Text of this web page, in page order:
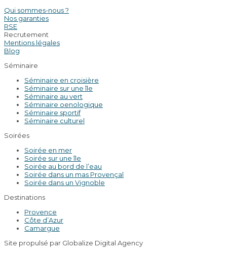
Qui sommes-nous ?
Nos garanties
RSE
Recrutement
Mentions légales
Blog
Séminaire
Séminaire en croisière
Séminaire sur une île
Séminaire au vert
Séminaire oenologique
Séminaire sportif
Séminaire culturel
Soirées
Soirée en mer
Soirée sur une île
Soirée au bord de l’eau
Soirée dans un mas Provençal
Soirée dans un Vignoble
Destinations
Provence
Côte d’Azur
Camargue
Site propulsé par Globalize Digital Agency